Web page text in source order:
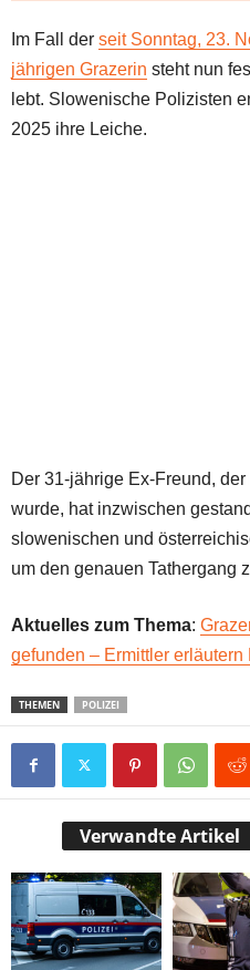
Im Fall der seit Sonntag, 23.
jährigen Grazerin steht nun
lebt. Slowenische Polizisten
2025 ihre Leiche.
Der 31-jährige Ex-Freund,
wurde, hat inzwischen
slowenischen und
um den genauen Tathergang
Aktuelles zum Thema:
gefunden – Ermittler erläutern
THEMEN POLIZEI
Verwandte Artikel